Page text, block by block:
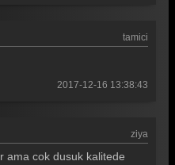
tamici
2017-12-16 13:38:43
ziya
ama cok dusuk kalitede